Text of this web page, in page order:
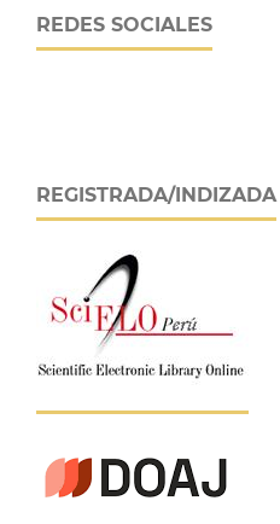
REDES SOCIALES
REGISTRADA/INDIZADA